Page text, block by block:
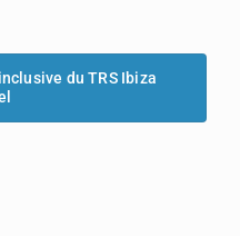
du TRS Ibiza